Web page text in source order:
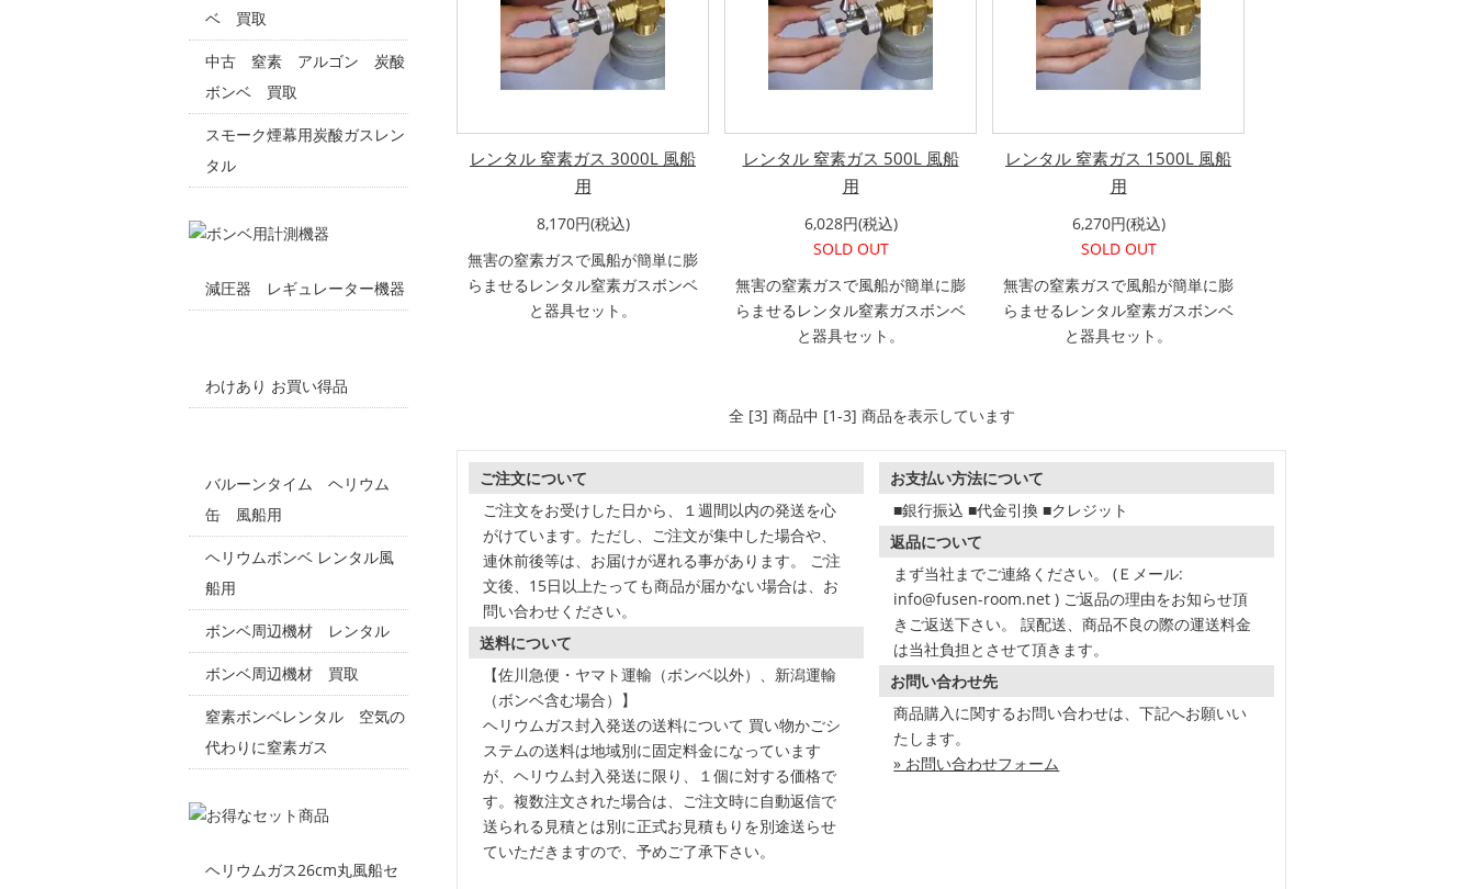
ベ 買取
中古 窒素 アルゴン 炭酸
ボンベ 買取
スモーク煙幕用炭酸ガスレン
タル
減圧器 レギュレーター機器
わけあり お買い得品
バルーンタイム ヘリウム
缶 風船用
ヘリウムボンベ レンタル風
船用
ボンベ周辺機材 レンタル
ボンベ周辺機材 買取
窒素ボンベレンタル 空気の
代わりに窒素ガス
ヘリウムガス26cm丸風船セ
レンタル 窒素ガス 3000L 風船
用
8,170円(税込)
無害の窒素ガスで風船が簡単に膨
らませるレンタル窒素ガスボンベ
と器具セット。
レンタル 窒素ガス 500L 風船
用
6,028円(税込)
SOLD OUT
無害の窒素ガスで風船が簡単に膨
らませるレンタル窒素ガスボンベ
と器具セット。
レンタル 窒素ガス 1500L 風船
用
6,270円(税込)
SOLD OUT
無害の窒素ガスで風船が簡単に膨
らませるレンタル窒素ガスボンベ
と器具セット。
全 [3] 商品中 [1-3] 商品を表示しています
ご注文について
ご注文をお受けした日から、１週間以内の発送を心
がけています。ただし、ご注文が集中した場合や、
連休前後等は、お届けが遅れる事があります。 ご注
文後、15日以上たっても商品が届かない場合は、お
問い合わせください。
送料について
【佐川急便・ヤマト運輸（ボンベ以外）、新潟運輸
（ボンベ含む場合）】
ヘリウムガス封入発送の送料について 買い物かごシ
ステムの送料は地域別に固定料金になっています
が、ヘリウム封入発送に限り、１個に対する価格で
す。複数注文された場合は、ご注文時に自動返信で
送られる見積とは別に正式お見積もりを別途送らせ
ていただきますので、予めご了承下さい。
お支払い方法について
■銀行振込 ■代金引換 ■クレジット
返品について
まず当社までご連絡ください。 (Ｅメール:
info@fusen-room.net ) ご返品の理由をお知らせ頂
きご返送下さい。 誤配送、商品不良の際の運送料金
は当社負担とさせて頂きます。
お問い合わせ先
商品購入に関するお問い合わせは、下記へお願いい
たします。
» お問い合わせフォーム